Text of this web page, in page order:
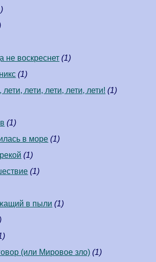
не воскреснет (1)
(1)
лети, лети, лети, лети, лети! (1)
(1)
в море (1)
(1)
(1)
в пыли (1)
(или Мировое зло) (1)